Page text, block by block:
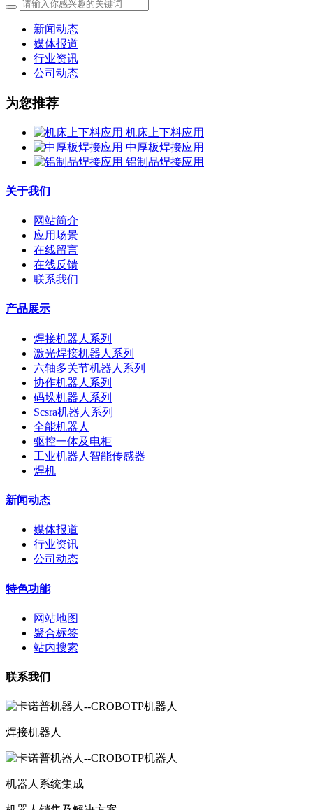
新闻动态
媒体报道
行业资讯
公司动态
为您推荐
机床上下料应用
中厚板焊接应用
铝制品焊接应用
关于我们
网站简介
应用场景
在线留言
在线反馈
联系我们
产品展示
焊接机器人系列
激光焊接机器人系列
六轴多关节机器人系列
协作机器人系列
码垛机器人系列
Scsra机器人系列
全能机器人
驱控一体及电柜
工业机器人智能传感器
焊机
新闻动态
媒体报道
行业资讯
公司动态
特色功能
网站地图
聚合标签
站内搜索
联系我们
焊接机器人
机器人系统集成